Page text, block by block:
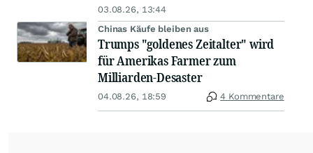
03.08.26, 13:44
Chinas Käufe bleiben aus
Trumps "goldenes Zeitalter" wird
für Amerikas Farmer zum
Milliarden-Desaster
04.08.26, 18:59 4 Kommentare